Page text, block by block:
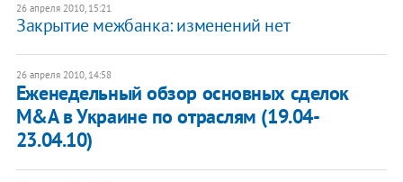
26 апреля 2010, 15:21
Закрытие межбанка: изменений нет
26 апреля 2010, 14:58
Еженедельный обзор основных сделок
M&A в Украине по отраслям (19.04-
23.04.10)